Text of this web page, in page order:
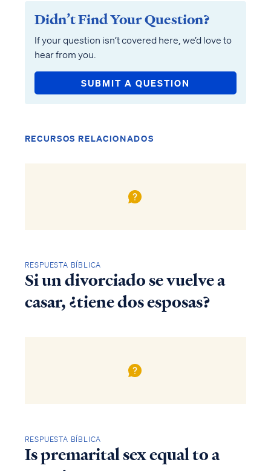
Didn’t Find Your Question?
If your question isn’t covered here, we’d love to
hear from you.
SUBMIT A QUESTION
RECURSOS RELACIONADOS
RESPUESTA BÍBLICA
Si un divorciado se vuelve a
casar, ¿tiene dos esposas?
RESPUESTA BÍBLICA
Is premarital sex equal to a